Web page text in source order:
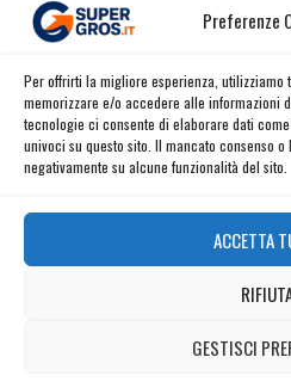
Preferenze
Per offrirti la migliore esperienza, utilizziamo
memorizzare e/o accedere alle informazioni
tecnologie ci consente di elaborare dati
univoci su questo sito. Il mancato consenso
negativamente su alcune funzionalità del sito.
ACCETTA
GESTISCI